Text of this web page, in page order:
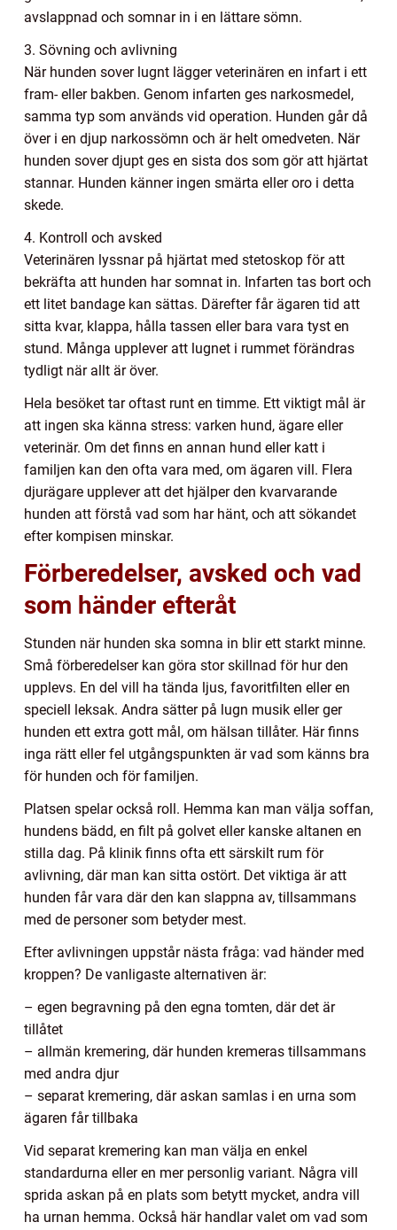
avslappnad och somnar in i en lättare sömn.
3. Sövning och avlivning
När hunden sover lugnt lägger veterinären en infart i ett
fram- eller bakben. Genom infarten ges narkosmedel,
samma typ som används vid operation. Hunden går då
över i en djup narkossömn och är helt omedveten. När
hunden sover djupt ges en sista dos som gör att hjärtat
stannar. Hunden känner ingen smärta eller oro i detta
skede.
4. Kontroll och avsked
Veterinären lyssnar på hjärtat med stetoskop för att
bekräfta att hunden har somnat in. Infarten tas bort och
ett litet bandage kan sättas. Därefter får ägaren tid att
sitta kvar, klappa, hålla tassen eller bara vara tyst en
stund. Många upplever att lugnet i rummet förändras
tydligt när allt är över.
Hela besöket tar oftast runt en timme. Ett viktigt mål är
att ingen ska känna stress: varken hund, ägare eller
veterinär. Om det finns en annan hund eller katt i
familjen kan den ofta vara med, om ägaren vill. Flera
djurägare upplever att det hjälper den kvarvarande
hunden att förstå vad som har hänt, och att sökandet
efter kompisen minskar.
Förberedelser, avsked och vad
som händer efteråt
Stunden när hunden ska somna in blir ett starkt minne.
Små förberedelser kan göra stor skillnad för hur den
upplevs. En del vill ha tända ljus, favoritfilten eller en
speciell leksak. Andra sätter på lugn musik eller ger
hunden ett extra gott mål, om hälsan tillåter. Här finns
inga rätt eller fel utgångspunkten är vad som känns bra
för hunden och för familjen.
Platsen spelar också roll. Hemma kan man välja soffan,
hundens bädd, en filt på golvet eller kanske altanen en
stilla dag. På klinik finns ofta ett särskilt rum för
avlivning, där man kan sitta ostört. Det viktiga är att
hunden får vara där den kan slappna av, tillsammans
med de personer som betyder mest.
Efter avlivningen uppstår nästa fråga: vad händer med
kroppen? De vanligaste alternativen är:
– egen begravning på den egna tomten, där det är
tillåtet
– allmän kremering, där hunden kremeras tillsammans
med andra djur
– separat kremering, där askan samlas i en urna som
ägaren får tillbaka
Vid separat kremering kan man välja en enkel
standardurna eller en mer personlig variant. Några vill
sprida askan på en plats som betytt mycket, andra vill
ha urnan hemma. Också här handlar valet om vad som